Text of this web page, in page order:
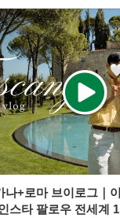
+로마 브이로그｜
스타 팔로우 전세계